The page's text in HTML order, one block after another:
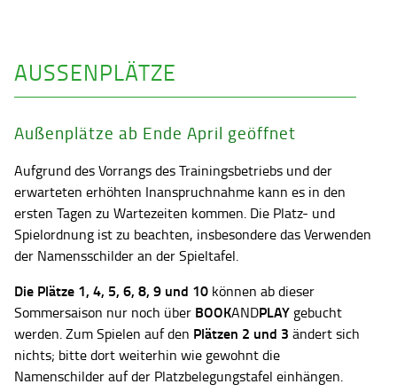
AUSSENPLÄTZE
Außenplätze ab Ende April geöffnet
Aufgrund des Vorrangs des Trainingsbetriebs und der
erwarteten erhöhten Inanspruchnahme kann es in den
ersten Tagen zu Wartezeiten kommen. Die Platz- und
Spielordnung ist zu beachten, insbesondere das Verwenden
der Namensschilder an der Spieltafel.
Die Plätze 1, 4, 5, 6, 8, 9 und 10 können ab dieser
Sommersaison nur noch über BOOKANDPLAY gebucht
werden. Zum Spielen auf den Plätzen 2 und 3 ändert sich
nichts; bitte dort weiterhin wie gewohnt die
Namenschilder auf der Platzbelegungstafel einhängen.